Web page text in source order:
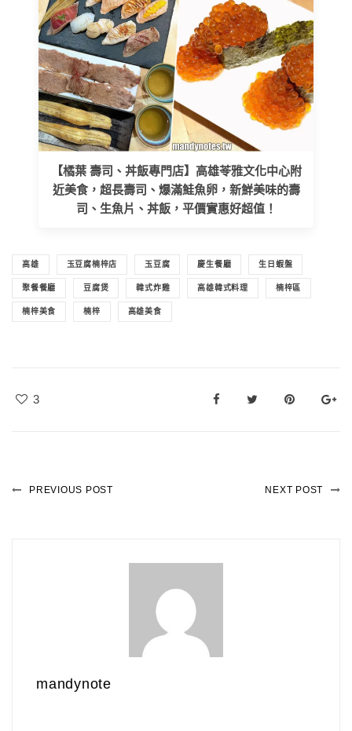
【橘葉 壽司、丼飯專門店】高雄苓雅文化中心附
近美食，超長壽司、爆滿鮭魚卵，新鮮美味的壽
司、生魚片、丼飯，平價實惠好超值！
高雄 玉豆腐楠梓店 玉豆腐 慶生餐廳 生日蝦盤
聚餐餐廳 豆腐煲 韓式炸雞 高雄韓式料理 楠梓區
楠梓美食 楠梓 高雄美食
3
PREVIOUS POST NEXT POST
mandynote